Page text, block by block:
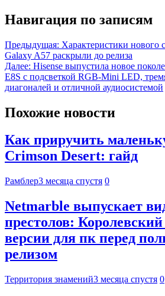
Навигация по записям
Предыдущая: Характеристики нового
Galaxy A57 раскрыли до релиза
Далее: Hisense выпустила новое
E8S с подсветкой RGB‑Mini LED,
диагоналей и отличной аудиосистемой
Похожие новости
Как приручить
Crimson Desert: гайд
Рамблер3 месяца спустя 0
Netmarble выпускает
престолов:
версии для пк перед
релизом
Территория знамений3 месяца спустя 0